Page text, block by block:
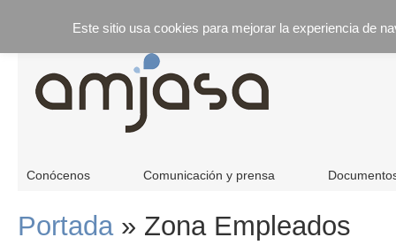
Conócenos Comunicación y prensa
Portada» Zona Empleados
Este sitio usa cookies para mejorar la experiencia de